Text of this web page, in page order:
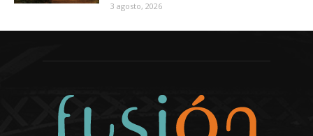
3 agosto, 2026